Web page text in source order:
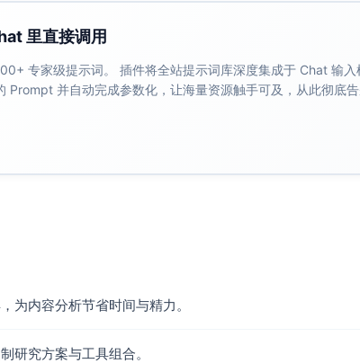
里直接调用
专家级提示词。 插件将全站提示词库深度集成于 Chat 输入
Prompt 并自动完成参数化，让海量资源触手可及，从此彻底告
为内容分析节省时间与精力。
研究方案与工具组合。